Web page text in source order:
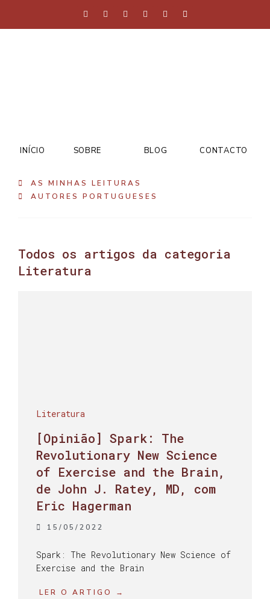
INÍCIO SOBRE BLOG CONTACTO
AS MINHAS LEITURAS
AUTORES PORTUGUESES
Todos os artigos da categoria
Literatura
Literatura
[Opinião] Spark: The
Revolutionary New Science
of Exercise and the Brain,
de John J. Ratey, MD, com
Eric Hagerman
15/05/2022
Spark: The Revolutionary New Science of
Exercise and the Brain
LER O ARTIGO →